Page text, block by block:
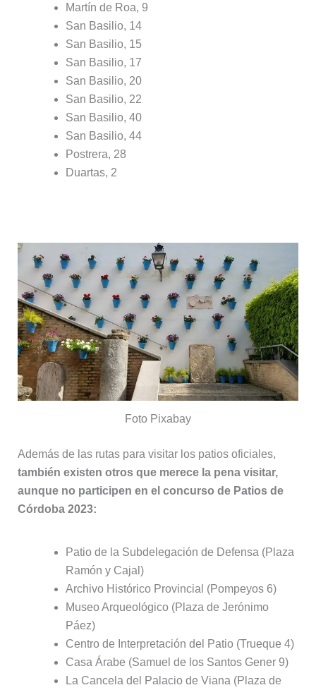
Martín de Roa, 9
San Basilio, 14
San Basilio, 15
San Basilio, 17
San Basilio, 20
San Basilio, 22
San Basilio, 40
San Basilio, 44
Postrera, 28
Duartas, 2
Foto Pixabay
Además de las rutas para visitar los patios oficiales,
también existen otros que merece la pena visitar,
aunque no participen en el concurso de Patios de
Córdoba 2023:
Patio de la Subdelegación de Defensa (Plaza
Ramón y Cajal)
Archivo Histórico Provincial (Pompeyos 6)
Museo Arqueológico (Plaza de Jerónimo
Páez)
Centro de Interpretación del Patio (Trueque 4)
Casa Árabe (Samuel de los Santos Gener 9)
La Cancela del Palacio de Viana (Plaza de